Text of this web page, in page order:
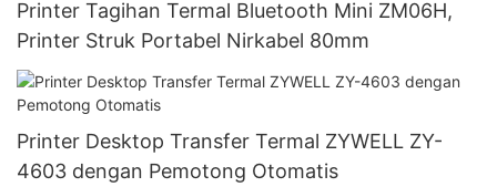
Printer Tagihan Termal Bluetooth Mini ZM06H,
Printer Struk Portabel Nirkabel 80mm
Printer Desktop Transfer Termal ZYWELL ZY-
4603 dengan Pemotong Otomatis